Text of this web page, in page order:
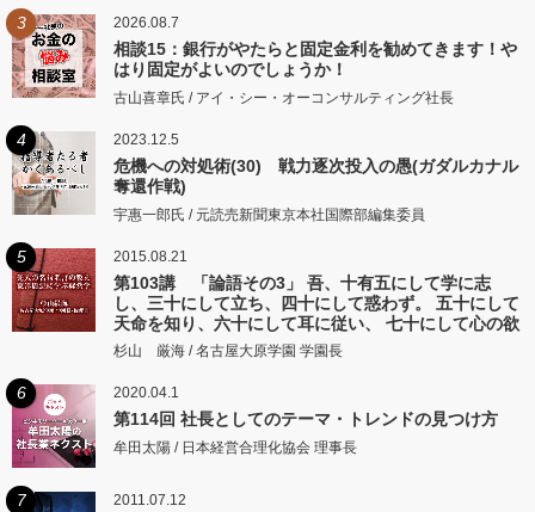
3 2026.08.7
相談15：銀行がやたらと固定金利を勧めてきます！や
はり固定がよいのでしょうか！
古山喜章氏 / アイ・シー・オーコンサルティング社長
4 2023.12.5
危機への対処術(30) 戦力逐次投入の愚(ガダルカナル
奪還作戦)
宇惠一郎氏 / 元読売新聞東京本社国際部編集委員
5 2015.08.21
第103講 「論語その3」 吾、十有五にして学に志
し、三十にして立ち、四十にして惑わず。 五十にして
天命を知り、六十にして耳に従い、 七十にして心の欲
するところに従いて矩をこえず。
杉山 厳海 / 名古屋大原学園 学園長
6 2020.04.1
第114回 社長としてのテーマ・トレンドの見つけ方
牟田太陽 / 日本経営合理化協会 理事長
7 2011.07.12